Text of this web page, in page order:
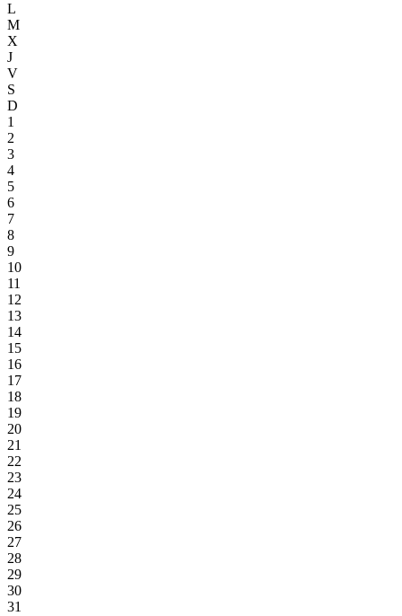
L
M
X
J
V
S
D
1
2
3
4
5
6
7
8
9
10
11
12
13
14
15
16
17
18
19
20
21
22
23
24
25
26
27
28
29
30
31